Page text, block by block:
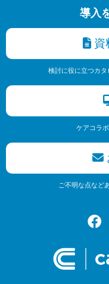
導入
資
検討に役に立つカ
ケアコラ
ご不明な点など